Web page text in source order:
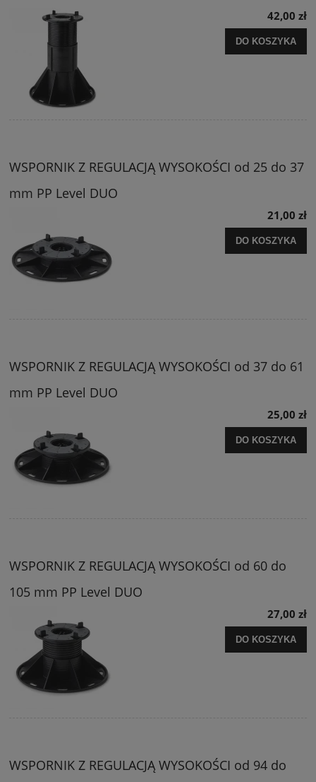
42,00 zł
DO KOSZYKA
WSPORNIK Z REGULACJĄ WYSOKOŚCI od 25 do 37
mm PP Level DUO
21,00 zł
DO KOSZYKA
WSPORNIK Z REGULACJĄ WYSOKOŚCI od 37 do 61
mm PP Level DUO
25,00 zł
DO KOSZYKA
WSPORNIK Z REGULACJĄ WYSOKOŚCI od 60 do
105 mm PP Level DUO
27,00 zł
DO KOSZYKA
WSPORNIK Z REGULACJĄ WYSOKOŚCI od 94 do